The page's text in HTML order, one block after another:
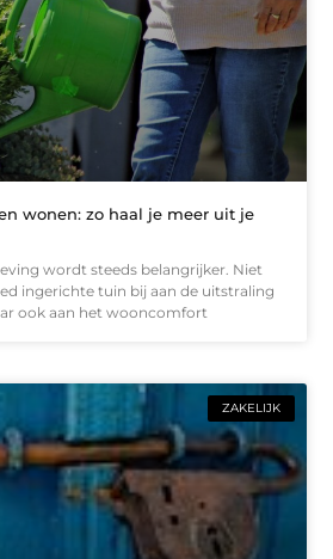
wonen: zo haal je meer uit je
wordt steeds belangrijker. Niet
ingerichte tuin bij aan de uitstraling
ook aan het wooncomfort
ZAKELIJK